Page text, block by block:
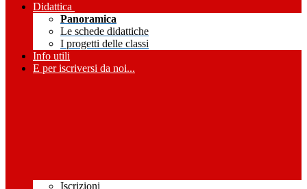
Didattica
Panoramica
Le schede didattiche
I progetti delle classi
Info utili
E per iscriversi da noi...
Iscrizioni